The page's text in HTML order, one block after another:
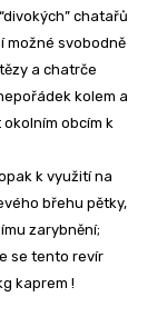
chatařů
možné svobodně
a chatrče
kolem a
obcím k
k využití na
břehu pětky,
zarybnění;
se tento revír
kaprem !